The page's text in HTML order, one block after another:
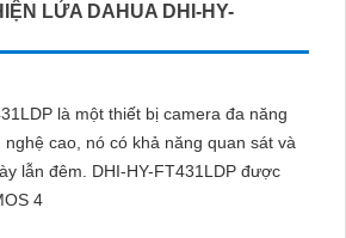
LỬA DAHUA DHI-HY-
là một thiết bị camera đa năng
FT431LDP được
4